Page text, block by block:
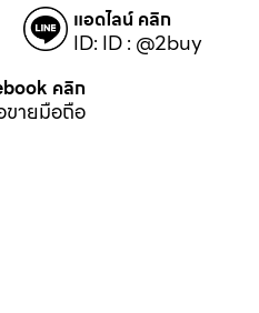
แอดไลน์ คลิก
ID: ID : @2buy
คลิก
ขายมือถือ